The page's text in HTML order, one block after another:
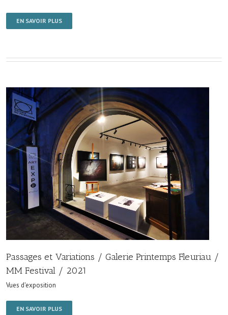
EN SAVOIR PLUS
Passages et Variations / Galerie Printemps Fleuriau /
MM Festival / 2021
Vues d'exposition
EN SAVOIR PLUS